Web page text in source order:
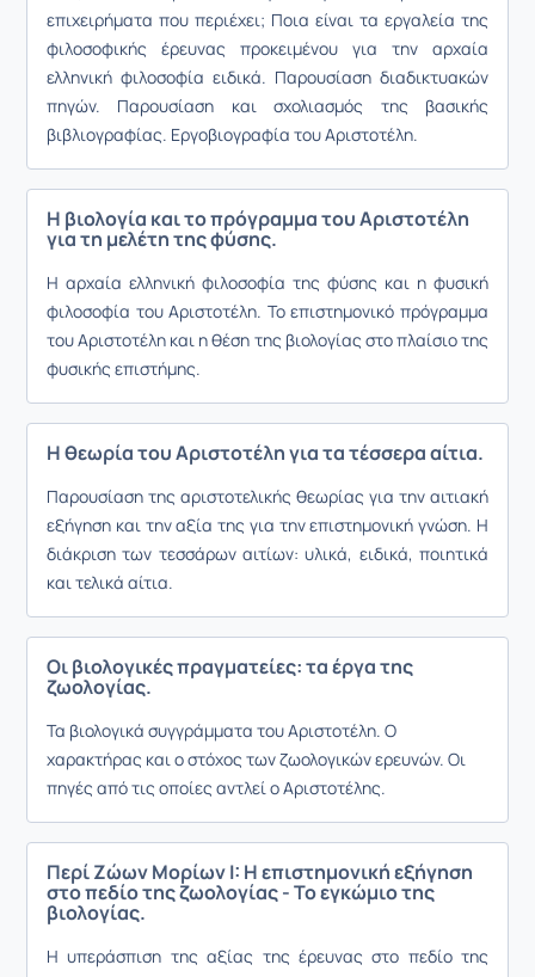
επιχειρήματα που περιέχει; Ποια είναι τα εργαλεία της
φιλοσοφικής έρευνας προκειμένου για την αρχαία
ελληνική φιλοσοφία ειδικά. Παρουσίαση διαδικτυακών
πηγών. Παρουσίαση και σχολιασμός της βασικής
βιβλιογραφίας. Εργοβιογραφία του Αριστοτέλη.
Η βιολογία και το πρόγραμμα του Αριστοτέλη
για τη μελέτη της φύσης.
Η αρχαία ελληνική φιλοσοφία της φύσης και η φυσική
φιλοσοφία του Αριστοτέλη. Το επιστημονικό πρόγραμμα
του Αριστοτέλη και η θέση της βιολογίας στο πλαίσιο της
φυσικής επιστήμης.
Η θεωρία του Αριστοτέλη για τα τέσσερα αίτια.
Παρουσίαση της αριστοτελικής θεωρίας για την αιτιακή
εξήγηση και την αξία της για την επιστημονική γνώση. Η
διάκριση των τεσσάρων αιτίων: υλικά, ειδικά, ποιητικά
και τελικά αίτια.
Οι βιολογικές πραγματείες: τα έργα της
ζωολογίας.
Τα βιολογικά συγγράμματα του Αριστοτέλη. Ο
χαρακτήρας και ο στόχος των ζωολογικών ερευνών. Οι
πηγές από τις οποίες αντλεί ο Αριστοτέλης.
Περί Ζώων Μορίων I: Η επιστημονική εξήγηση
στο πεδίο της ζωολογίας - Το εγκώμιο της
βιολογίας.
Η υπεράσπιση της αξίας της έρευνας στο πεδίο της